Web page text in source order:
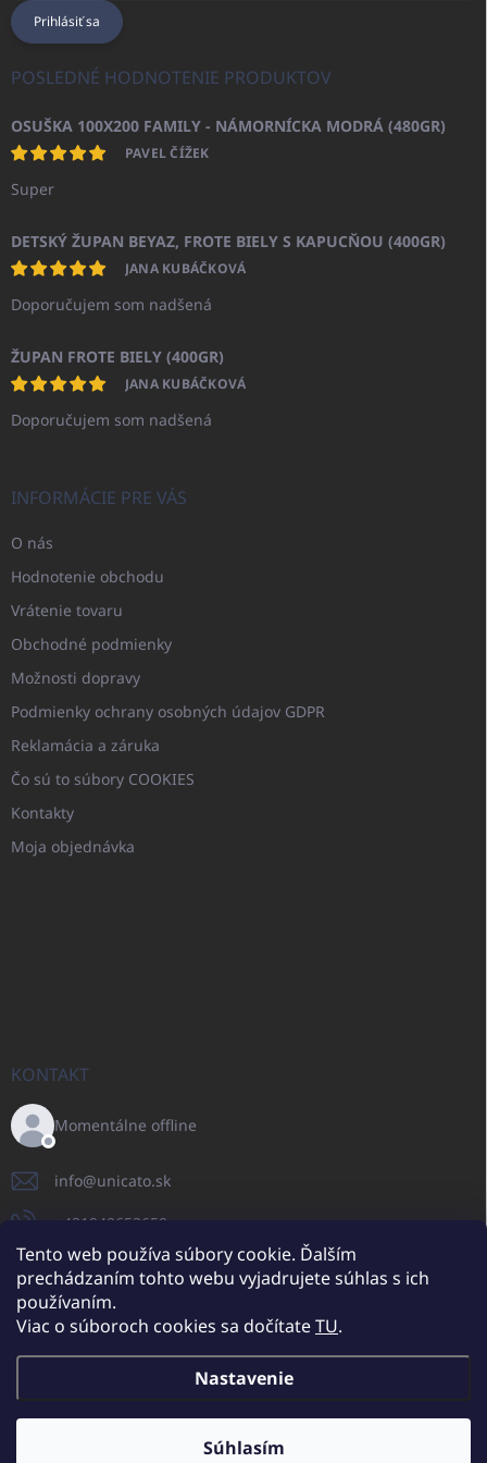
Tento web používa súbory cookie. Ďalším
prechádzaním tohto webu vyjadrujete súhlas s ich
používaním.
Viac o súboroch cookies sa dočítateTU.
Nastavenie
Súhlasím
Prihlásiť sa
POSLEDNÉ HODNOTENIE PRODUKTOV
OSUŠKA 100X200 FAMILY - NÁMORNÍCKA MODRÁ (480GR)
PAVEL ČÍŽEK
Super
DETSKÝ ŽUPAN BEYAZ, FROTE BIELY S KAPUCŇOU (400GR)
JANA KUBÁČKOVÁ
Doporučujem som nadšená
ŽUPAN FROTE BIELY (400GR)
JANA KUBÁČKOVÁ
Doporučujem som nadšená
INFORMÁCIE PRE VÁS
O nás
Hodnotenie obchodu
Vrátenie tovaru
Obchodné podmienky
Možnosti dopravy
Podmienky ochrany osobných údajov GDPR
Reklamácia a záruka
Čo sú to súbory COOKIES
Kontakty
Moja objednávka
KONTAKT
Momentálne offline
info@unicato.sk
+421940652650
UNICATO.sk
UNICATOshop.pl UNICATOshop.de
Copyright 2026UNICATO.sk. Všetky práva vyhradené.Upraviť nastavenie
cookies
Dodatočné zľavy pre VO odberateľov (pri minimálnej objednávke 400